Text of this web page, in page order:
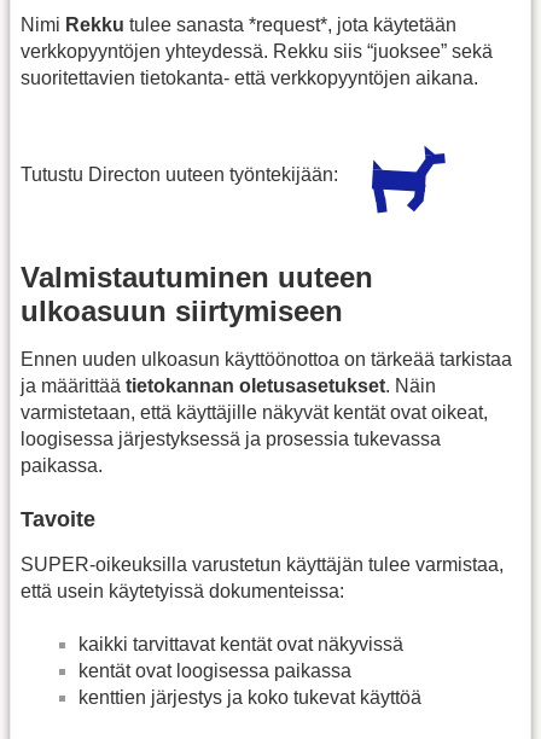
Nimi Rekku tulee sanasta *request*, jota käytetään
verkkopyyntöjen yhteydessä. Rekku siis “juoksee” sekä
suoritettavien tietokanta- että verkkopyyntöjen aikana.
Tutustu Directon uuteen työntekijään:
Valmistautuminen uuteen
ulkoasuun siirtymiseen
Ennen uuden ulkoasun käyttöönottoa on tärkeää tarkistaa
ja määrittää tietokannan oletusasetukset. Näin
varmistetaan, että käyttäjille näkyvät kentät ovat oikeat,
loogisessa järjestyksessä ja prosessia tukevassa
paikassa.
Tavoite
SUPER‑oikeuksilla varustetun käyttäjän tulee varmistaa,
että usein käytetyissä dokumenteissa:
kaikki tarvittavat kentät ovat näkyvissä
kentät ovat loogisessa paikassa
kenttien järjestys ja koko tukevat käyttöä